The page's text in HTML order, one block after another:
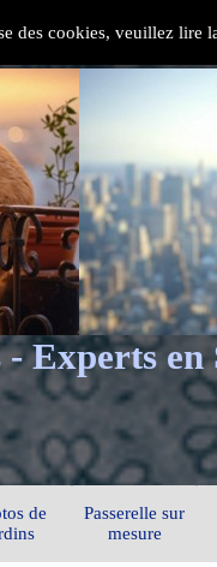
des cookies, veuillez lire
Experts en
de
Passerelle sur
mesure